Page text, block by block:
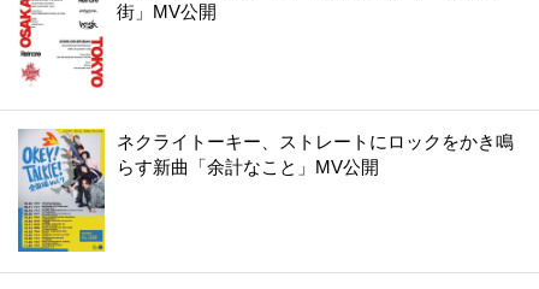
街」MV公開
ネクライトーキー、ストレートにロックをかき鳴
らす新曲「余計なこと」MV公開